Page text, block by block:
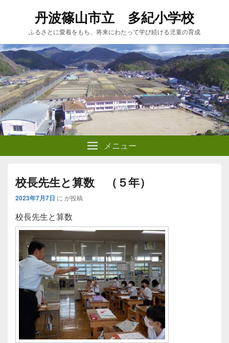
丹波篠山市立 多紀小学校
ふるさとに愛着をもち、将来にわたって学び続ける児童の育成
メニュー
校長先生と算数 （５年）
2023年7月7日 に が投稿
校長先生と算数